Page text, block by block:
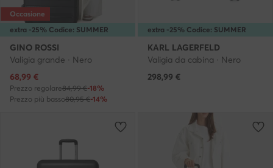
extra -25% Codice: SUMMER
Occasione
GINO ROSSI
Valigia grande · Nero
Prezzo attuale
68,99 €
Prezzo regolare84,99 €-18%
Prezzo più basso80,95 €-14%
extra -25% Codice: SUMMER
KARL LAGERFELD
Valigia da cabina · Nero
298,99 €